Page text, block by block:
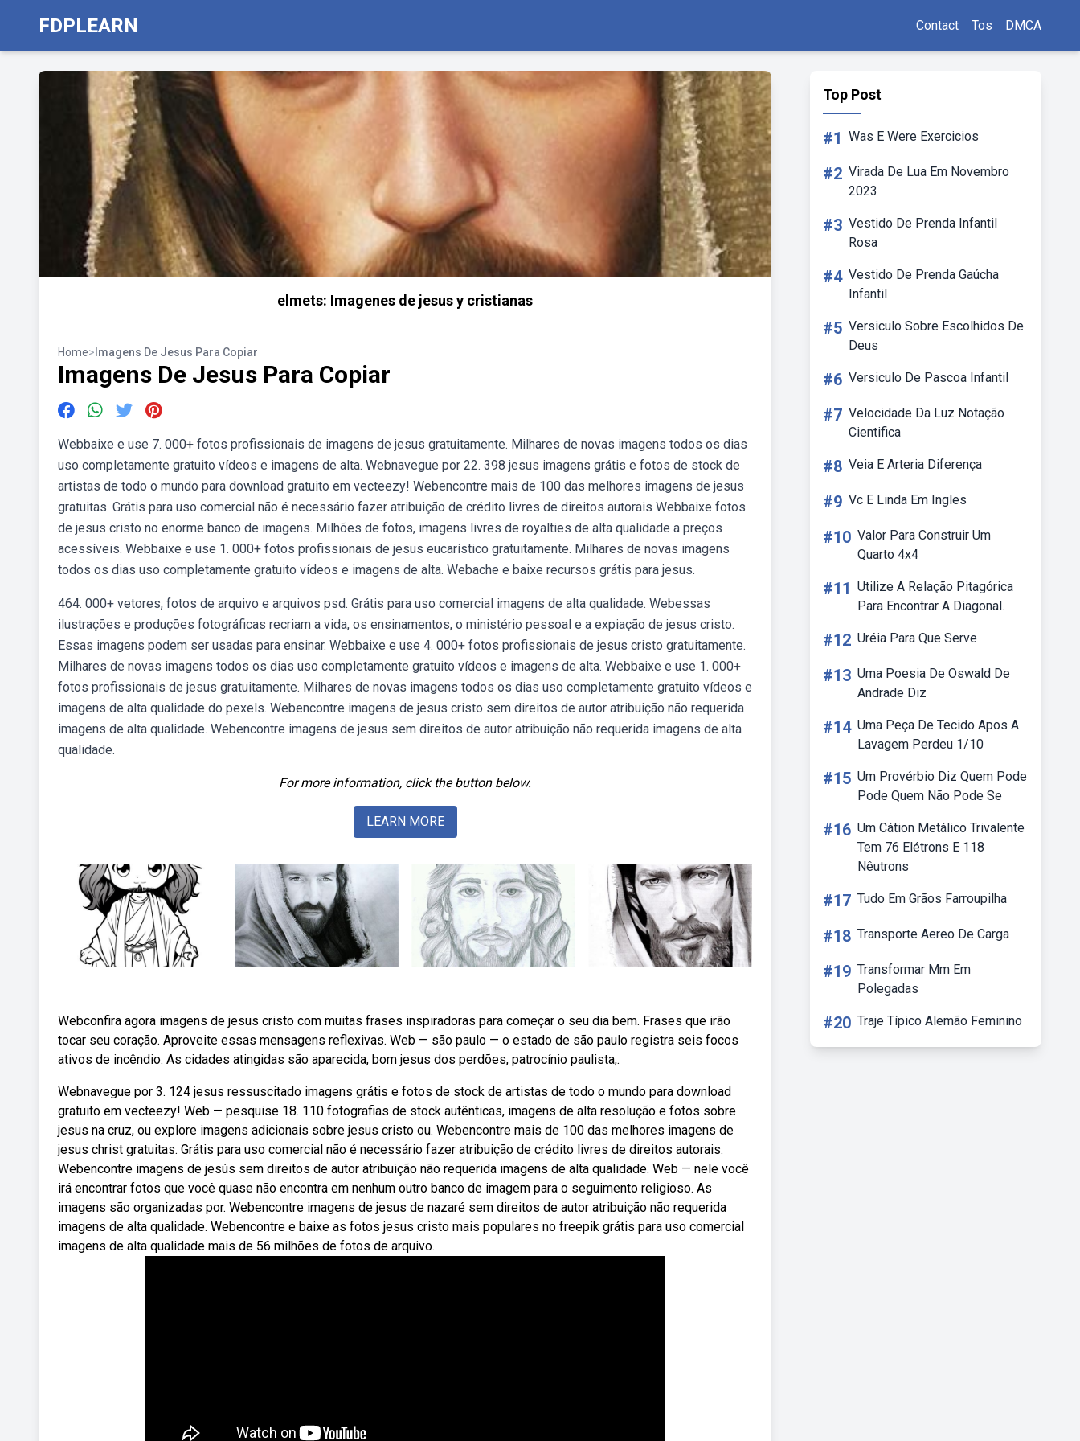
FDPLEARN Contact Tos DMCA
elmets: Imagenes de jesus y cristianas
Home> Imagens De Jesus Para Copiar
Imagens De Jesus Para Copiar
Webbaixe e use 7. 000+ fotos profissionais de imagens de jesus gratuitamente. Milhares de novas imagens todos os dias
uso completamente gratuito vídeos e imagens de alta. Webnavegue por 22. 398 jesus imagens grátis e fotos de stock de
artistas de todo o mundo para download gratuito em vecteezy! Webencontre mais de 100 das melhores imagens de jesus
gratuitas. Grátis para uso comercial não é necessário fazer atribuição de crédito livres de direitos autorais Webbaixe fotos
de jesus cristo no enorme banco de imagens. Milhões de fotos, imagens livres de royalties de alta qualidade a preços
acessíveis. Webbaixe e use 1. 000+ fotos profissionais de jesus eucarístico gratuitamente. Milhares de novas imagens
todos os dias uso completamente gratuito vídeos e imagens de alta. Webache e baixe recursos grátis para jesus.
464. 000+ vetores, fotos de arquivo e arquivos psd. Grátis para uso comercial imagens de alta qualidade. Webessas
ilustrações e produções fotográficas recriam a vida, os ensinamentos, o ministério pessoal e a expiação de jesus cristo.
Essas imagens podem ser usadas para ensinar. Webbaixe e use 4. 000+ fotos profissionais de jesus cristo gratuitamente.
Milhares de novas imagens todos os dias uso completamente gratuito vídeos e imagens de alta. Webbaixe e use 1. 000+
fotos profissionais de jesus gratuitamente. Milhares de novas imagens todos os dias uso completamente gratuito vídeos e
imagens de alta qualidade do pexels. Webencontre imagens de jesus cristo sem direitos de autor atribuição não requerida
imagens de alta qualidade. Webencontre imagens de jesus sem direitos de autor atribuição não requerida imagens de alta
qualidade.
For more information, click the button below.
LEARN MORE
Webconfira agora imagens de jesus cristo com muitas frases inspiradoras para começar o seu dia bem. Frases que irão
tocar seu coração. Aproveite essas mensagens reflexivas. Web — são paulo — o estado de são paulo registra seis focos
ativos de incêndio. As cidades atingidas são aparecida, bom jesus dos perdões, patrocínio paulista,.
Webnavegue por 3. 124 jesus ressuscitado imagens grátis e fotos de stock de artistas de todo o mundo para download
gratuito em vecteezy! Web — pesquise 18. 110 fotografias de stock autênticas, imagens de alta resolução e fotos sobre
jesus na cruz, ou explore imagens adicionais sobre jesus cristo ou. Webencontre mais de 100 das melhores imagens de
jesus christ gratuitas. Grátis para uso comercial não é necessário fazer atribuição de crédito livres de direitos autorais.
Webencontre imagens de jesús sem direitos de autor atribuição não requerida imagens de alta qualidade. Web — nele você
irá encontrar fotos que você quase não encontra em nenhum outro banco de imagem para o seguimento religioso. As
imagens são organizadas por. Webencontre imagens de jesus de nazaré sem direitos de autor atribuição não requerida
imagens de alta qualidade. Webencontre e baixe as fotos jesus cristo mais populares no freepik grátis para uso comercial
imagens de alta qualidade mais de 56 milhões de fotos de arquivo.
Top Post
#1 Was E Were Exercicios
#2 Virada De Lua Em Novembro
2023
#3 Vestido De Prenda Infantil
Rosa
#4 Vestido De Prenda Gaúcha
Infantil
#5 Versiculo Sobre Escolhidos De
Deus
#6 Versiculo De Pascoa Infantil
#7 Velocidade Da Luz Notação
Cientifica
#8 Veia E Arteria Diferença
#9 Vc E Linda Em Ingles
#10 Valor Para Construir Um
Quarto 4x4
#11 Utilize A Relação Pitagórica
Para Encontrar A Diagonal.
#12 Uréia Para Que Serve
#13 Uma Poesia De Oswald De
Andrade Diz
#14 Uma Peça De Tecido Apos A
Lavagem Perdeu 1/10
#15 Um Provérbio Diz Quem Pode
Pode Quem Não Pode Se
#16 Um Cátion Metálico Trivalente
Tem 76 Elétrons E 118
Nêutrons
#17 Tudo Em Grãos Farroupilha
#18 Transporte Aereo De Carga
#19 Transformar Mm Em
Polegadas
#20 Traje Típico Alemão Feminino